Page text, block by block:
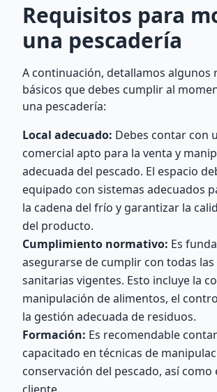
Requisitos para
una pescadería
A continuación, detallamos algunos
básicos que debes cumplir al
una pescadería:
Local adecuado: Debes contar con
comercial apto para la venta y
adecuada del pescado. El espacio
equipado con sistemas adecuados
la cadena del frío y garantizar la
del producto.
Cumplimiento normativo: Es
asegurarse de cumplir con todas
sanitarias vigentes. Esto incluye la
manipulación de alimentos, el
la gestión adecuada de residuos.
Formación: Es recomendable
capacitado en técnicas de
conservación del pescado, así como